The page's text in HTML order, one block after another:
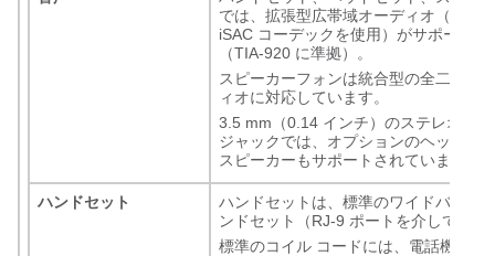
では、拡張型広帯域オーディオ（
iSAC コーデックを使用）がサポートさ
（TIA-920 に準拠）。
スピーカーフォンは統合型の全二重広
ィオに対応しています。
3.5 mm（0.14 インチ）のステレオ ヘ
ジャックでは、オプションのヘッドフ
スピーカーもサポートされています。
ハンドセット
ハンドセットは、標準のワイドバンド
ンドセット（RJ-9 ポートを介して接続
標準のコイル コードには、電話機の下